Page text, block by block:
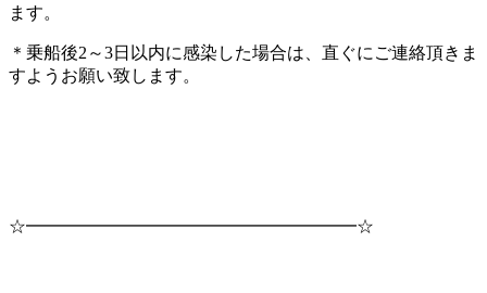
ます。
＊乗船後2～3日以内に感染した場合は、直ぐにご連絡頂きま
すようお願い致します。
☆━━━━━━━━━━━━━━━━━━━☆